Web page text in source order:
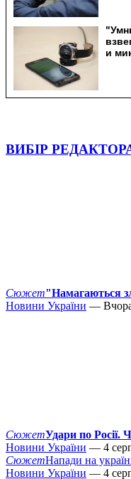
ВИБІР
Сюжет"Намагаються
Новини України —
СюжетУдари по Росії.
Новини України — 4
СюжетНапади на
Новини України — 4